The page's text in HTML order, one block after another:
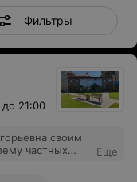
Фильтры
до 21:00
своим
частных
Еще